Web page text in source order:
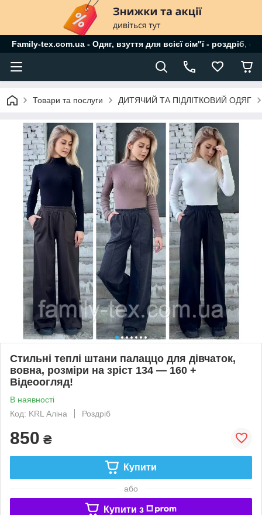
Family-tex.com.ua - Одяг, взуття для всієї сім"ї - роздріб,
Товари та послуги ДИТЯЧИЙ ТА ПІДЛІТКОВИЙ ОДЯГ
Стильні теплі штани палаццо для дівчаток,
вовна, розміри на зріст 134 — 160 +
Відеоогляд!
В наявності
Код: KRL Аліна
Роздріб
850 ₴
Купити
або
Купити з